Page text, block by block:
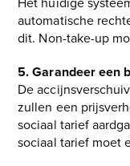
automatische
dit. Non-take-up
5. Garandeer een
De
zullen een
sociaal tarief
sociaal tarief moet